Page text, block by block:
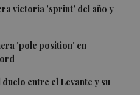
victoria 'sprint' del año y
'pole position' en
entre el Levante y su